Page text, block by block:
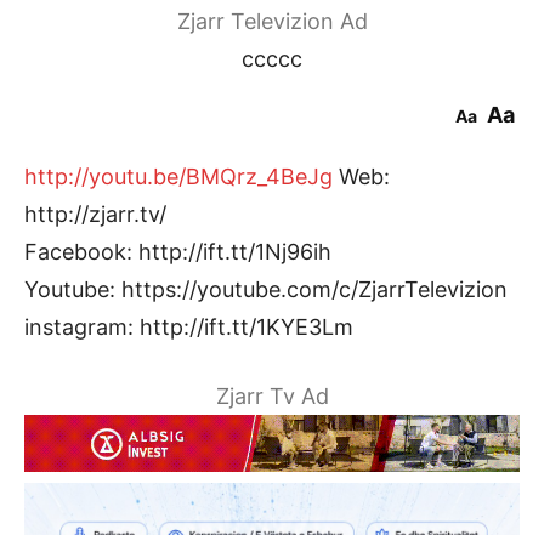
Zjarr Televizion Ad
ccccc
Aa Aa
http://youtu.be/BMQrz_4BeJg Web:
http://zjarr.tv/
Facebook: http://ift.tt/1Nj96ih
Youtube: https://youtube.com/c/ZjarrTelevizion
instagram: http://ift.tt/1KYE3Lm
Zjarr Tv Ad